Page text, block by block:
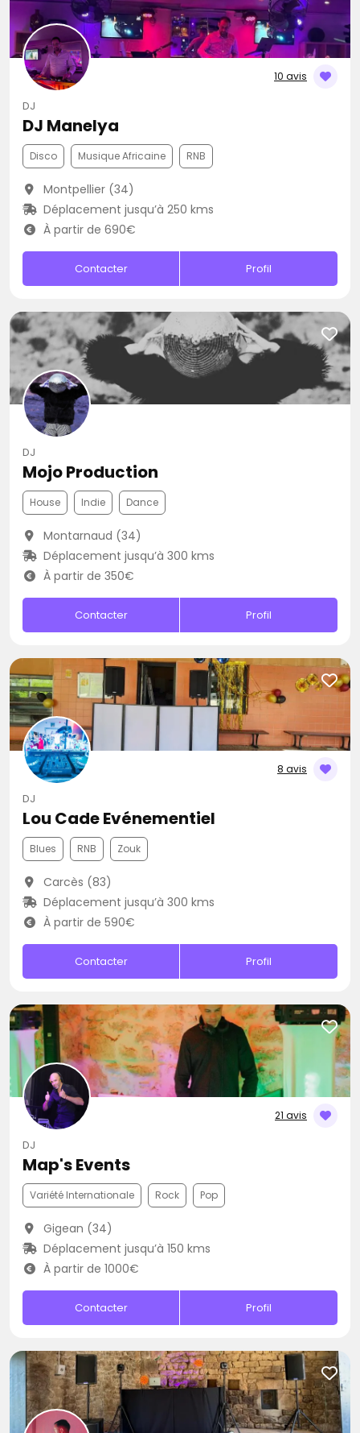
10 avis
DJ
DJ Manelya
Disco Musique Africaine RNB
Montpellier (34)
Déplacement jusqu’à 250 kms
À partir de 690€
Contacter Profil
DJ
Mojo Production
House Indie Dance
Montarnaud (34)
Déplacement jusqu’à 300 kms
À partir de 350€
Contacter Profil
8 avis
DJ
Lou Cade Evénementiel
Blues RNB Zouk
Carcès (83)
Déplacement jusqu’à 300 kms
À partir de 590€
Contacter Profil
21 avis
DJ
Map's Events
Variété Internationale Rock Pop
Gigean (34)
Déplacement jusqu’à 150 kms
À partir de 1000€
Contacter Profil